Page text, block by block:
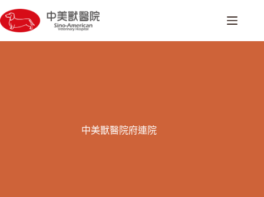
至
中美獸醫院府連院